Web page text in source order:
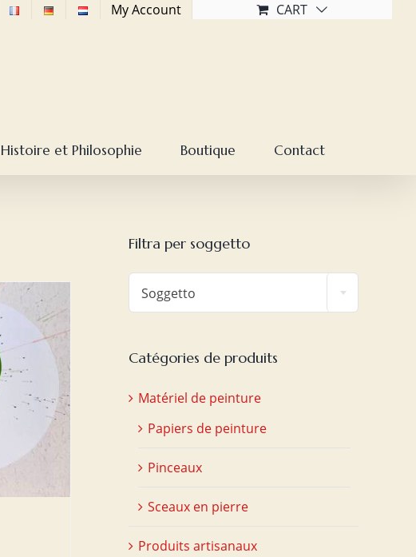
My Account CART
Histoire et Philosophie Boutique Contact
Filtra per soggetto
Soggetto
Catégories de produits
Matériel de peinture
Papiers de peinture
Pinceaux
Sceaux en pierre
Produits artisanaux